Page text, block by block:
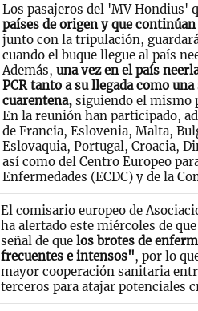
Los pasajeros del 'MV Hondius'
países de origen y que
junto con la tripulación,
cuando el buque llegue al país
Además, una vez en el país
PCR tanto a su llegada como
cuarentena, siguiendo el mismo
En la reunión han participado,
de Francia, Eslovenia, Malta,
Eslovaquia, Portugal, Croacia,
así como del Centro Europeo
Enfermedades (ECDC) y de la
El comisario europeo de
ha alertado este miércoles de
señal de que los brotes de
frecuentes e intensos", por lo
mayor cooperación sanitaria
terceros para atajar potenciales